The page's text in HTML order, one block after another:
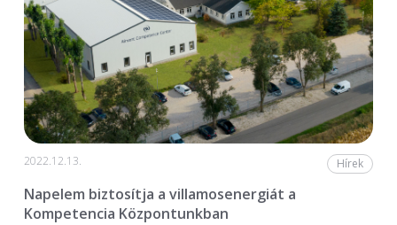
2022.12.13. Hírek
Napelem biztosítja a villamosenergiát a
Kompetencia Központunkban